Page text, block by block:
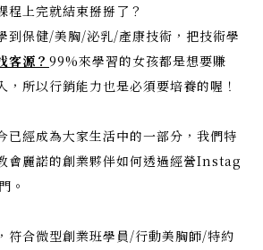
程上完就結束掰掰了？
到保健/美胸/泌乳/產康技術，把技術學
客源？ 99%來學習的女孩都是想要賺
，所以行銷能力也是必須要培養的喔！
已經成為大家生活中的一部分，我們特
會麗諾的創業夥伴如何透過經營Instag
。⠀⠀
符合微型創業班學員/行動美胸師/特約